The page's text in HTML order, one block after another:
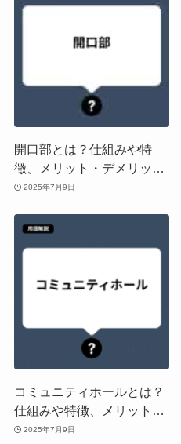
開口部とは？仕組みや特
徴、メリット・デメリット
や「窓」「出入り口」との
2025年7月9日
コミュニティホールとは？
仕組みや特徴、メリット・
デメリットや「集会所」
2025年7月9日